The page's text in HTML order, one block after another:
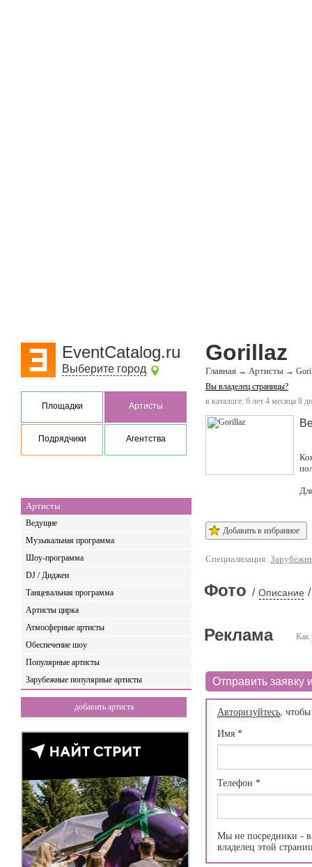
EventCatalog.ru
Выберите город
Площадки Артисты
Подрядчики Агентства
Артисты
Ведущие
Музыкальная программа
Шоу-программа
DJ / Диджеи
Танцевальная программа
Артисты цирка
Атмосферные артисты
Обеспечение шоу
Популярные артисты
Зарубежные популярные артисты
добавить артиста
Gorillaz
Главная → Артисты →
Вы владелец страницы?
в каталоге: 6 лет 4 месяца 8
Добавить в избранное
Специализация:
Фото / Описание /
Как
Реклама
Отправить заявку
Авторизуйтесь,
Имя *
Телефон *
Мы не посредники -
владелец этой